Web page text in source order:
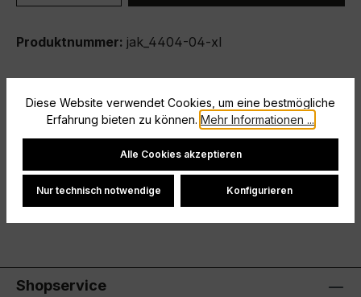
Produktnummer: jak_4404-04-xl
Beschreibung
Ohne InnenslipElastischer Bund mit Kordelzug
Bewertungen
Shopservice
Diese Website verwendet Cookies, um eine bestmögliche
Erfahrung bieten zu können. Mehr Informationen ...
Cookie-Einstellungen
Alle Cookies akzeptieren
Nur technisch notwendige Konfigurieren